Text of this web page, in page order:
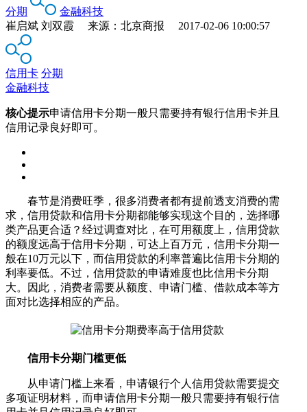
分期
金融科技
崔启斌 刘双霞 来源：北京商报 2017-02-06 10:00:57
信用卡 分期
金融科技
核心提示申请信用卡分期一般只需要持有银行信用卡并且
信用记录良好即可。
春节是消费旺季，很多消费者都有提前透支消费的需
求，信用贷款和信用卡分期都能够实现这个目的，选择哪
类产品更合适？经过调查对比，在可用额度上，信用贷款
的额度远高于信用卡分期，可达上百万元，信用卡分期一
般在10万元以下，而信用贷款的利率普遍比信用卡分期的
利率要低。不过，信用贷款的申请难度也比信用卡分期
大。因此，消费者需要从额度、申请门槛、借款成本等方
面对比选择相应的产品。
信用卡分期门槛更低
从申请门槛上来看，申请银行个人信用贷款需要提交
多项证明材料，而申请信用卡分期一般只需要持有银行信